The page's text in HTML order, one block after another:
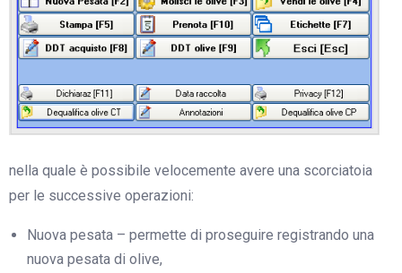
nella quale è possibile velocemente avere una scorciatoia
per le successive operazioni:
Nuova pesata – permette di proseguire registrando una
nuova pesata di olive,